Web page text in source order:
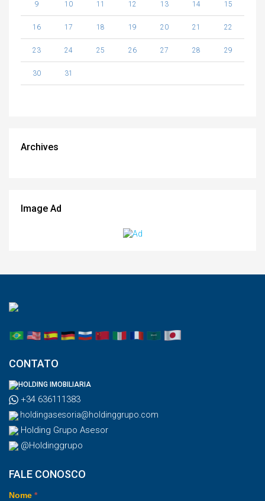
9 10 11 12 13 14 15
16 17 18 19 20 21 22
23 24 25 26 27 28 29
30 31
Archives
Image Ad
CONTATO
HOLDING IMOBILIARIA
+34 636111383
holdingasesoria@holdinggrupo.com
Holding Grupo Asesor
@Holdinggrupo
FALE CONOSCO
Nome *